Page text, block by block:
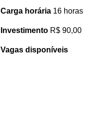
Carga horária 16 horas
Investimento R$ 90,00
Vagas disponíveis